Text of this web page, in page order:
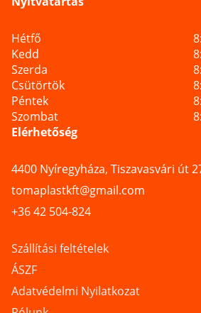
Hétfő
Kedd
Szerda
Csütörtök
Péntek
Szombat
Elérhetőség
4400 Nyíregyháza, Tiszavasvári út
tomaplastkft@gmail.com
+36 42 504-824
Szállítási feltételek
ÁSZF
Adatvédelmi Nyilatkozat